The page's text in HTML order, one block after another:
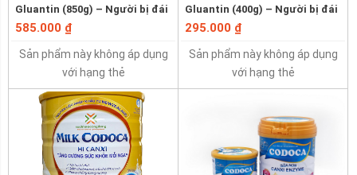
Gluantin (850g) – Người bị đái
tháo đường, tiểu đường thai
585.000 ₫
Sản phẩm này không áp dụng
với hạng thẻ
Gluantin (400g) – Người bị đái
tháo đường, tiểu đường thai
295.000 ₫
Sản phẩm này không áp dụng
với hạng thẻ